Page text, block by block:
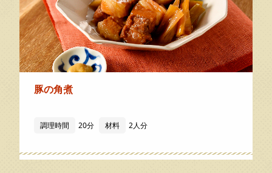
豚の角煮
調理時間 20分 材料 2人分